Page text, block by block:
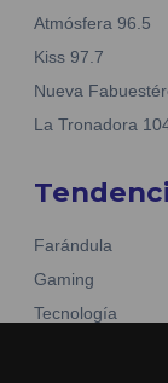
Atmósfera 96.5
Kiss 97.7
Nueva
La Tronadora
Farándula
Gaming
Tecnología